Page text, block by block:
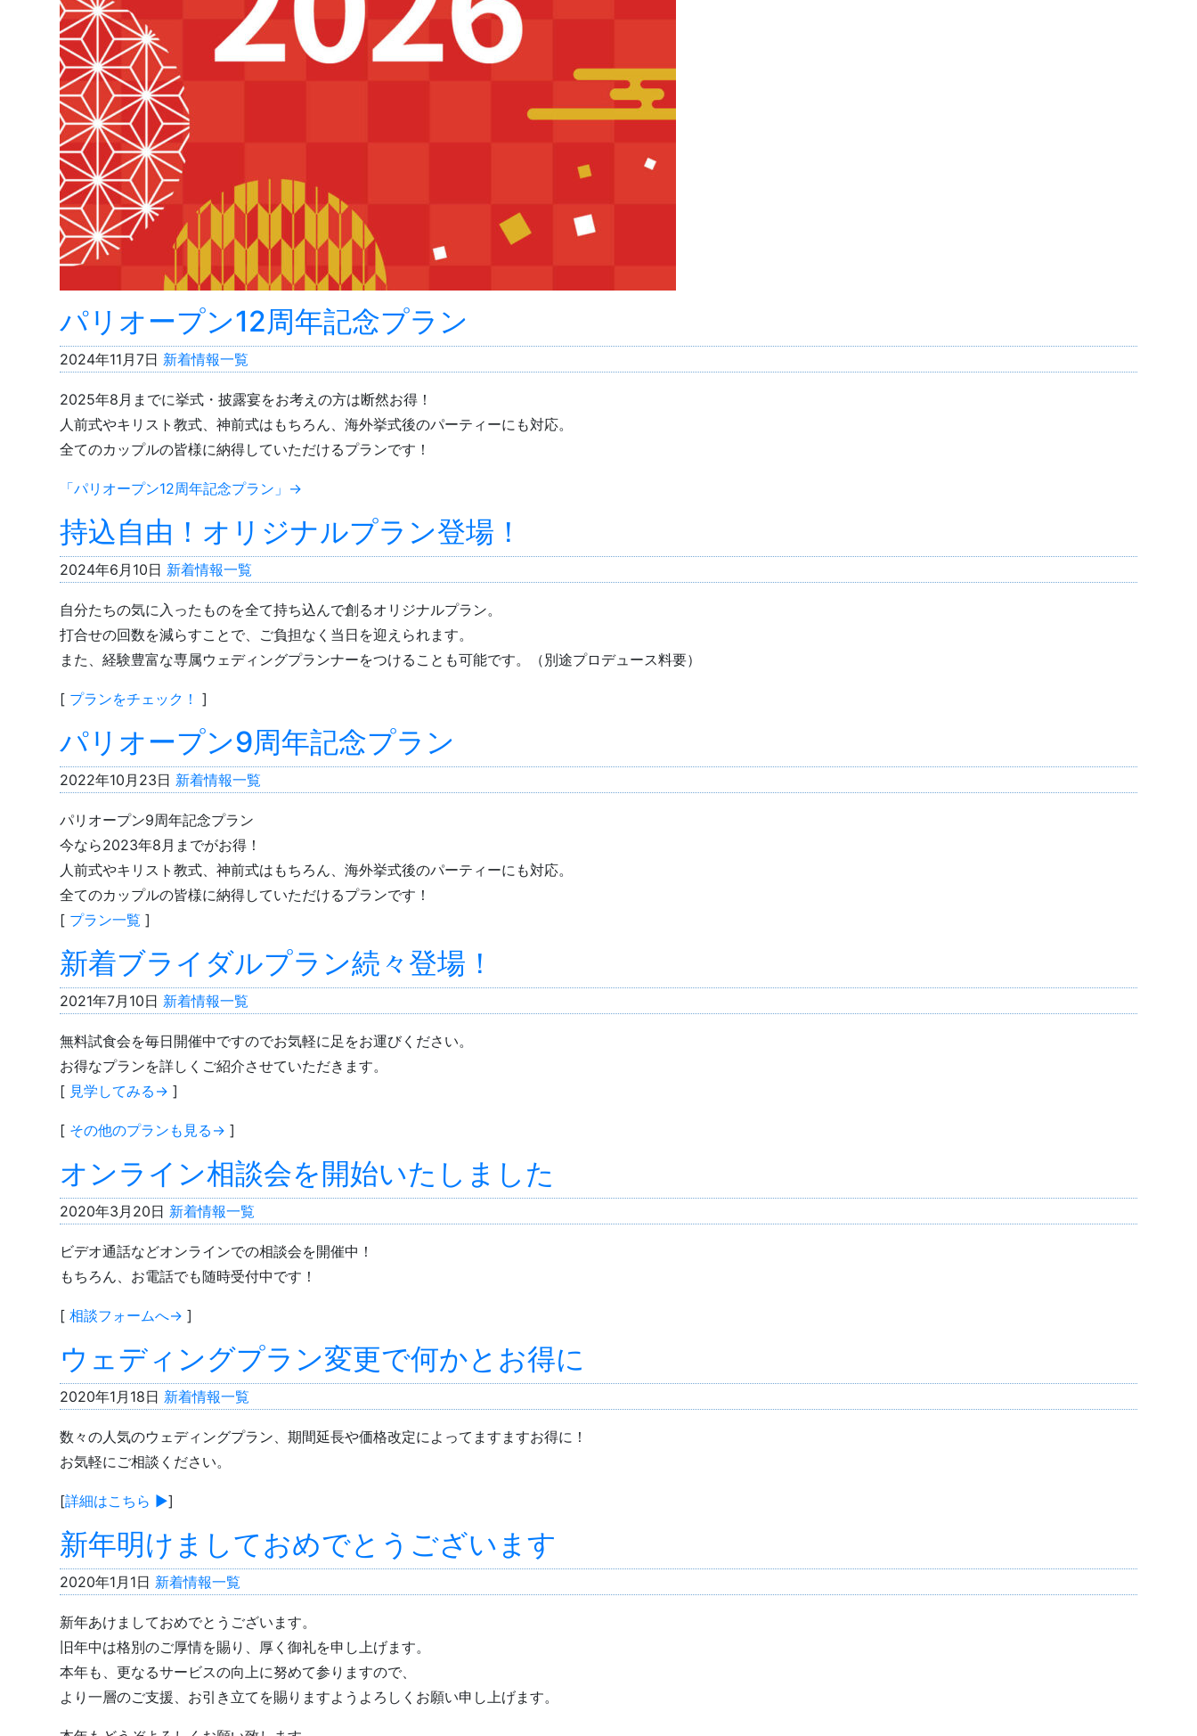
パリオープン12周年記念プラン
2024年11月7日 新着情報一覧
2025年8月までに挙式・披露宴をお考えの方は断然お得！
人前式やキリスト教式、神前式はもちろん、海外挙式後のパーティーにも対応。
全てのカップルの皆様に納得していただけるプランです！
「パリオープン12周年記念プラン」→
持込自由！オリジナルプラン登場！
2024年6月10日 新着情報一覧
自分たちの気に入ったものを全て持ち込んで創るオリジナルプラン。
打合せの回数を減らすことで、ご負担なく当日を迎えられます。
また、経験豊富な専属ウェディングプランナーをつけることも可能です。（別途プロデュース料要）
[ プランをチェック！ ]
パリオープン9周年記念プラン
2022年10月23日 新着情報一覧
パリオープン9周年記念プラン
今なら2023年8月までがお得！
人前式やキリスト教式、神前式はもちろん、海外挙式後のパーティーにも対応。
全てのカップルの皆様に納得していただけるプランです！
[ プラン一覧 ]
新着ブライダルプラン続々登場！
2021年7月10日 新着情報一覧
無料試食会を毎日開催中ですのでお気軽に足をお運びください。
お得なプランを詳しくご紹介させていただきます。
[ 見学してみる→ ]
[ その他のプランも見る→ ]
オンライン相談会を開始いたしました
2020年3月20日 新着情報一覧
ビデオ通話などオンラインでの相談会を開催中！
もちろん、お電話でも随時受付中です！
[相談フォームへ→ ]
ウェディングプラン変更で何かとお得に
2020年1月18日 新着情報一覧
数々の人気のウェディングプラン、期間延長や価格改定によってますますお得に！
お気軽にご相談ください。
[詳細はこちら ▶︎]
新年明けましておめでとうございます
2020年1月1日 新着情報一覧
新年あけましておめでとうございます。
旧年中は格別のご厚情を賜り、厚く御礼を申し上げます。
本年も、更なるサービスの向上に努めて参りますので、
より一層のご支援、お引き立てを賜りますようよろしくお願い申し上げます。